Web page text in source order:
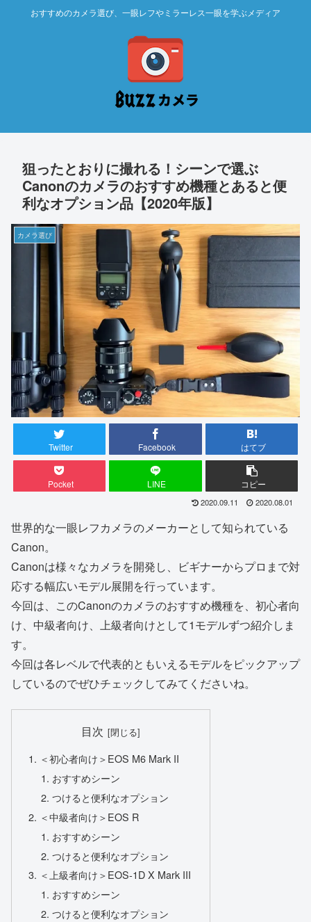
おすすめのカメラ選び、一眼レフやミラーレス一眼を学ぶメディア
狙ったとおりに撮れる！シーンで選ぶ
Canonのカメラのおすすめ機種とあると便
利なオプション品【2020年版】
カメラ選び
Twitter Facebook はてブ
Pocket LINE コピー
2020.09.11 2020.08.01
世界的な一眼レフカメラのメーカーとして知られている
Canon。
Canonは様々なカメラを開発し、ビギナーからプロまで対
応する幅広いモデル展開を行っています。
今回は、このCanonのカメラのおすすめ機種を、初心者向
け、中級者向け、上級者向けとして1モデルずつ紹介しま
す。
今回は各レベルで代表的ともいえるモデルをピックアップ
しているのでぜひチェックしてみてくださいね。
目次
＜初心者向け＞EOS M6 Mark II
おすすめシーン
つけると便利なオプション
＜中級者向け＞EOS R
おすすめシーン
つけると便利なオプション
＜上級者向け＞EOS-1D X Mark III
おすすめシーン
つけると便利なオプション